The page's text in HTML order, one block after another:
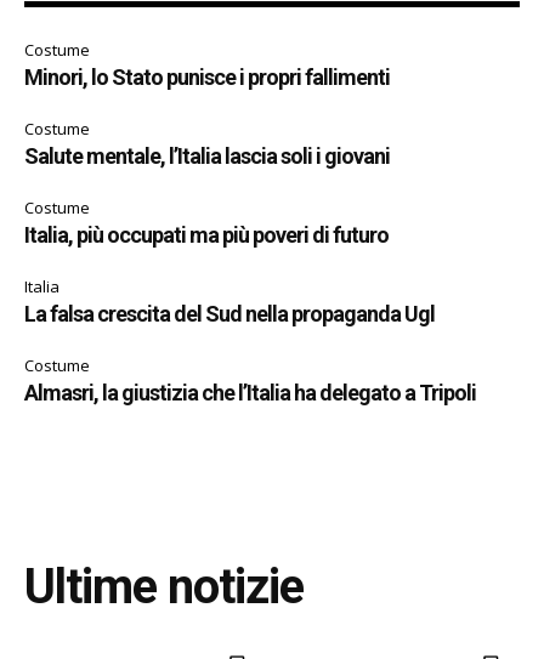
Costume
Minori, lo Stato punisce i propri fallimenti
Costume
Salute mentale, l’Italia lascia soli i giovani
Costume
Italia, più occupati ma più poveri di futuro
Italia
La falsa crescita del Sud nella propaganda Ugl
Costume
Almasri, la giustizia che l’Italia ha delegato a Tripoli
Ultime notizie